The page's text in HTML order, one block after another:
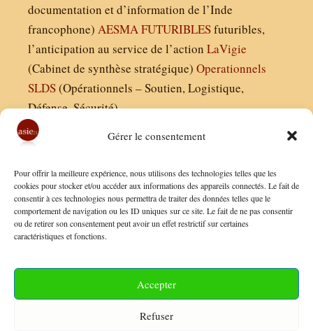
Gérer le consentement
Pour offrir la meilleure expérience, nous utilisons des technologies telles que les
cookies pour stocker et/ou accéder aux informations des appareils connectés. Le fait de
consentir à ces technologies nous permettra de traiter des données telles que le
comportement de navigation ou les ID uniques sur ce site. Le fait de ne pas consentir
ou de retirer son consentement peut avoir un effet restrictif sur certaines
caractéristiques et fonctions.
Accepter
Refuser
documentation et d’information de l’Inde
francophone) AESMAFUTURIBLESfuturibles,
l’anticipation au service de l’action LaVigie
(Cabinet de synthèse stratégique) Operationnels
SLDS(Opérationnels – Soutien, Logistique,
Défense, Sécurité)
Finaldées EURL
Siège social : 13 avenue Boudon, 75016, Paris
Nous contacter
Conditions Générales de Vente
Politique de Confidentialité